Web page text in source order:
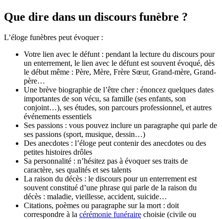
un enterrement, le lien avec le défunt est souvent évoqué, dès
le début même : Père, Mère, Frère Sœur, Grand-mère, Grand-
père…
Une brève biographie de l’être cher : énoncez quelques dates
importantes de son vécu, sa famille (ses enfants, son
conjoint…), ses études, son parcours professionnel, et autres
événements essentiels
Ses passions : vous pouvez inclure un paragraphe qui parle de
ses passions (sport, musique, dessin…)
Des anecdotes : l’éloge peut contenir des anecdotes ou des
petites histoires drôles
Sa personnalité : n’hésitez pas à évoquer ses traits de
caractère, ses qualités et ses talents
La raison du décès : le discours pour un enterrement est
souvent constitué d’une phrase qui parle de la raison du
décès : maladie, vieillesse, accident, suicide…
Citations, poèmes ou paragraphe sur la mort : doit
correspondre à la cérémonie funérairechoisie (civile ou
religieuse)